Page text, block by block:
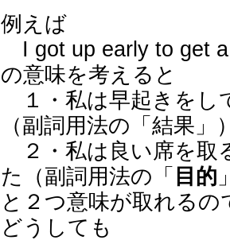
例えば
I got up early to get
の意味を考えると
１・私は早起きをし
（副詞用法の「結果」
２・私は良い席を取
た（副詞用法の「 目的
と２つ意味が取れるの
どうしても